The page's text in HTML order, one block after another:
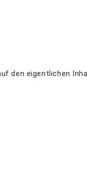
den eigentlichen